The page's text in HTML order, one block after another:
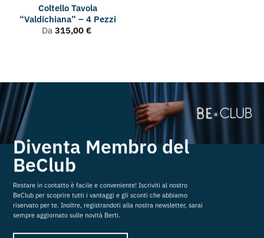
Coltello Tavola
“Valdichiana” – 4 Pezzi
Da 315,00 €
Diventa Membro del
BeClub
Restare in contatto è facile e conveniente! Iscriviti al nostro
BeClub per scoprire tutti i vantaggi e gli sconti che abbiamo
riservato per te. Inoltre, registrandoti alla nostra newsletter, sarai
sempre aggiornato sulle novità Berti.